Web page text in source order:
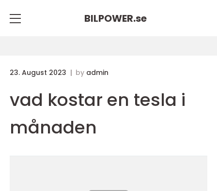
BILPOWER.se
23. August 2023 by admin
vad kostar en tesla i
månaden